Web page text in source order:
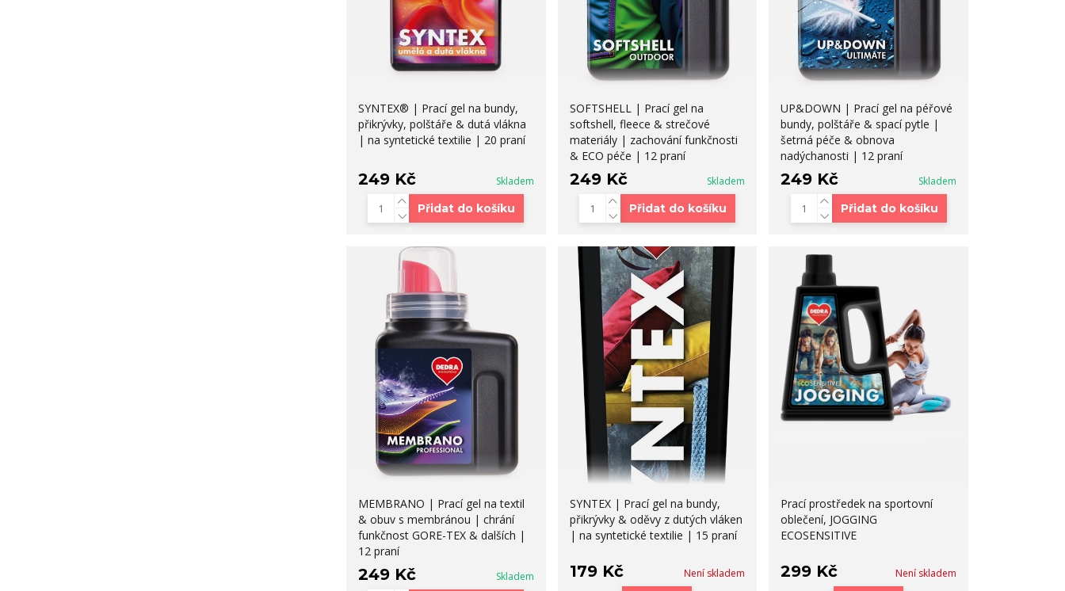
SYNTEX® | Prací gel na bundy,
přikrývky, polštáře & dutá vlákna
| na syntetické textilie | 20 praní
249 Kč Skladem
Přidat do košíku
SOFTSHELL | Prací gel na
softshell, fleece & strečové
materiály | zachování funkčnosti
& ECO péče | 12 praní
249 Kč Skladem
Přidat do košíku
UP&DOWN | Prací gel na péřové
bundy, polštáře & spací pytle |
šetrná péče & obnova
nadýchanosti | 12 praní
249 Kč Skladem
Přidat do košíku
MEMBRANO | Prací gel na textil
& obuv s membránou | chrání
funkčnost GORE-TEX & dalších |
12 praní
249 Kč Skladem
SYNTEX | Prací gel na bundy,
přikrývky & oděvy z dutých vláken
| na syntetické textilie | 15 praní
179 Kč Není skladem
Prací prostředek na sportovní
oblečení, JOGGING
ECOSENSITIVE
299 Kč Není skladem